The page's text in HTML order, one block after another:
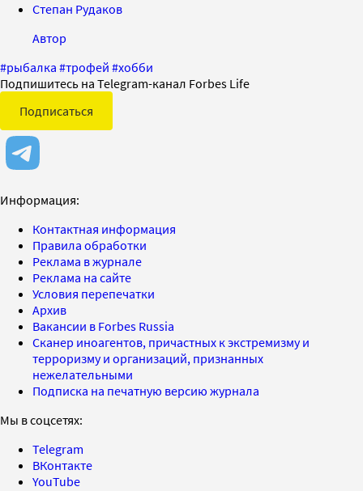
Степан Рудаков
Автор
#рыбалка #трофей #хобби
Подпишитесь на Telegram-канал Forbes Life
Подписаться
Информация:
Контактная информация
Правила обработки
Реклама в журнале
Реклама на сайте
Условия перепечатки
Архив
Вакансии в Forbes Russia
Сканер иноагентов, причастных к экстремизму и
терроризму и организаций, признанных
нежелательными
Подписка на печатную версию журнала
Мы в соцсетях:
Telegram
ВКонтакте
YouTube